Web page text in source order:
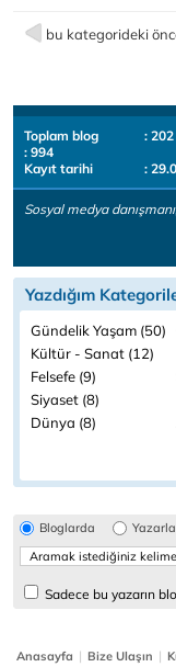
bu kategorideki
Toplam blog
: 202
: 994
Kayıt tarihi
:
Sosyal medya
Yazdığım
Gündelik Yaşam (50)
Kültür - Sanat (12)
Felsefe (9)
Siyaset (8)
Dünya (8)
Bloglarda
Sadece bu yazarın
Anasayfa | Bize Ulaşın |